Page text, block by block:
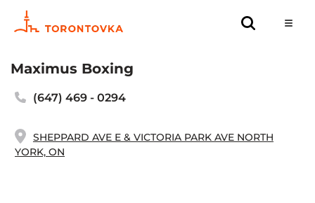
Maximus Boxing
(647) 469 - 0294
SHEPPARD AVE E & VICTORIA PARK AVE NORTH
YORK, ON